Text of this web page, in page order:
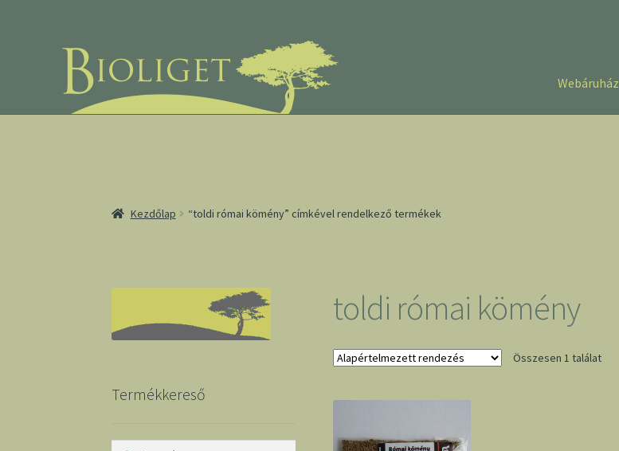
Webáruház
Kezdőlap “toldi római kömény” címkével rendelkező termékek
toldi római kömény
Összesen 1 találat
Termékkereső
Keresés: